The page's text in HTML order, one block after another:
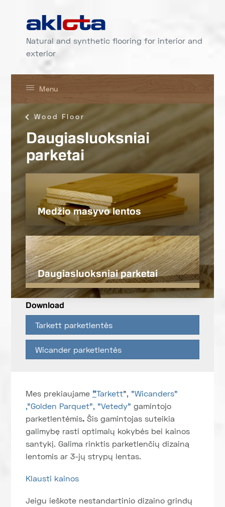
Natural and synthetic flooring for interior and
exterior
Menu
Wood Floor
Daugiasluoksniai
parketai
Medžio masyvo lentos
Daugiasluoksniai parketai
Download
Tarkett parketlentės
Wicander parketlentės
Mes prekiaujame "Tarkett", "Wicanders"
,"Golden Parquet", "Vetedy" gamintojo
parketlentėmis. Šis gamintojas suteikia
galimybę rasti optimalų kokybės bei kainos
santykį. Galima rinktis parketlenčių dizainą
lentomis ar 3-jų strypų lentas.
Klausti kainos
Jeigu ieškote nestandartinio dizaino grindų